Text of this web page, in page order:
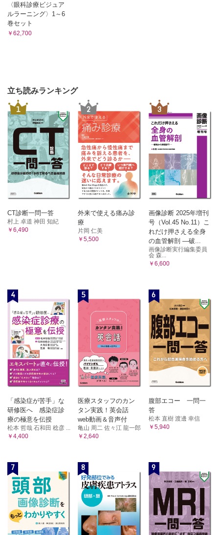
〈眼科診療ビジュア
ルラーニング〉1～6
巻セット
￥62,700
立ち読みランキング
1
CT診断一問一答
村上 卓道 神田 知紀
￥6,490
2
外来で使える痛み診
療
片岡 仁美
￥5,500
3
画像診断 2025年増刊
号（Vol.45 No.11）こ
れだけ押さえる全身
の血管解剖 ―破...
画像診断実行編集委員
会 森...
￥6,600
4
「感染症が苦手」な
研修医へ 感染症診
療の極意を伝授
松本 哲哉 石和田 稔彦 ...
￥4,400
5
医療スタッフのカン
タン実践！英会話
web動画＆音声付
亀山 周二 佐々江 龍一郎
￥2,640
6
腹部エコー 一問一
答
松本 直樹 渡邊 幸信
￥5,940
7 8 9